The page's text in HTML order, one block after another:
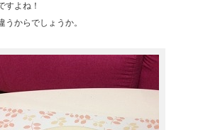
すよね！
からでしょうか。